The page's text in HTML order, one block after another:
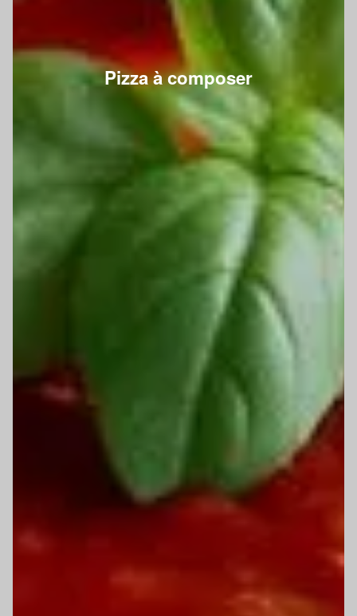
Pizza à composer